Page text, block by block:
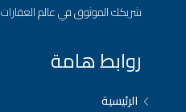
شريكك الموثوق في عالم العقارات
روابط هامة
الرئيسية